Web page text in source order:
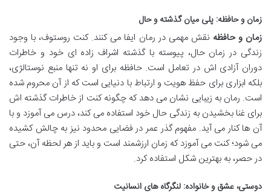
زمان و حافظه: پلی میان گذشته و حال
زمان و حافظه نقش مهمی در رمان ایفا می کنند. کنت روستوف، با وجود
زندگی در زمان حال، پیوسته با گذشته اشراف زاده ای خود و خاطرات
دوران آزادی اش در تعامل است. حافظه برای او نه تنها منبع نوستالژی،
بلکه ابزاری برای حفظ هویت و ارتباط با دنیایی است که از آن محروم شده
است. رمان به زیبایی نشان می دهد که چگونه کنت از خاطرات گذشته اش
برای غنا بخشیدن به زندگی حال خود استفاده می کند، درس می آموزد و با
آن ها کنار می آید. مفهوم گذر عمر در فضایی محدود نیز به چالش کشیده
می شود؛ کنت می آموزد که زمان ارزشمند است و باید از هر لحظه آن، حتی
در حصر، به بهترین شکل استفاده کرد.
دوستی، عشق و خانواده: لنگرگاه های انسانیت